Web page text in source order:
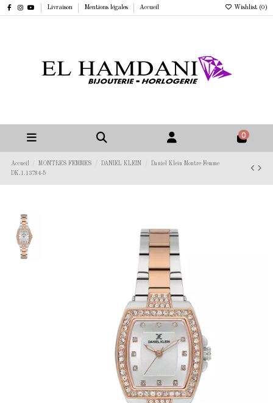
Livraison Mentions légales Accueil Wishlist (0 )
0
Accueil MONTRES FEMMES DANIEL KLEIN
Daniel Klein Montre Femme
DK.1.13784-5